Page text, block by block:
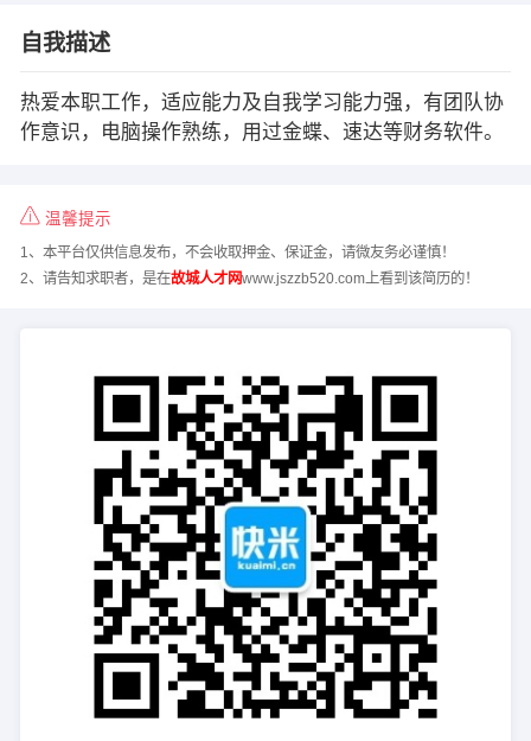
自我描述
热爱本职工作，适应能力及自我学习能力强，有团队协
作意识，电脑操作熟练，用过金蝶、速达等财务软件。
温馨提示
1、本平台仅供信息发布，不会收取押金、保证金，请微友务必谨慎！
2、请告知求职者，是在故城人才网www.jszzb520.com上看到该简历的！